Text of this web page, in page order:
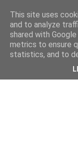
This site uses
and to analyze
shared with
metrics to ensure
statistics, and to